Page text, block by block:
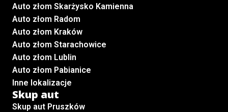
Auto złom Skarżysko Kamienna
Auto złom Radom
Auto złom Kraków
Auto złom Starachowice
Auto złom Lublin
Auto złom Pabianice
Inne lokalizacje
Skup aut
Skup aut Pruszków